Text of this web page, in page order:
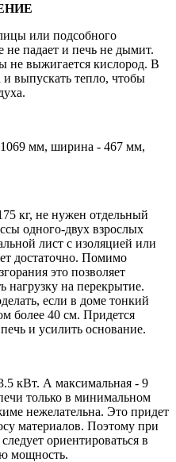
или подсобного
падает и печь не дымит.
не выжигается кислород. В
выпускать тепло, чтобы
мм, ширина - 467 мм,
кг, не нужен отдельный
одного-двух взрослых
лист с изоляцией или
достаточно. Помимо
это позволяет
нагрузку на перекрытие.
если в доме тонкий
более 40 см. Придется
печь и усилить основание.
кВт. А максимальная - 9
только в минимальном
нежелательна. Это придет
материалов. Поэтому при
ориентироваться в
мощность.